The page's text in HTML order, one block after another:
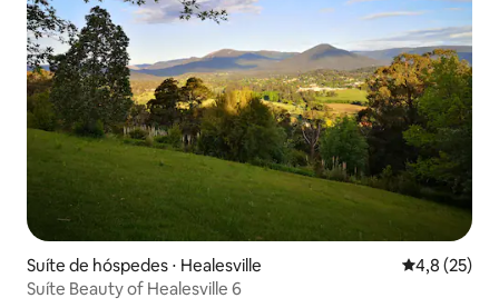
Suíte de hóspedes ⋅ Healesville 4,8 de uma
4,8 (25)
Suíte Beauty of Healesville 6